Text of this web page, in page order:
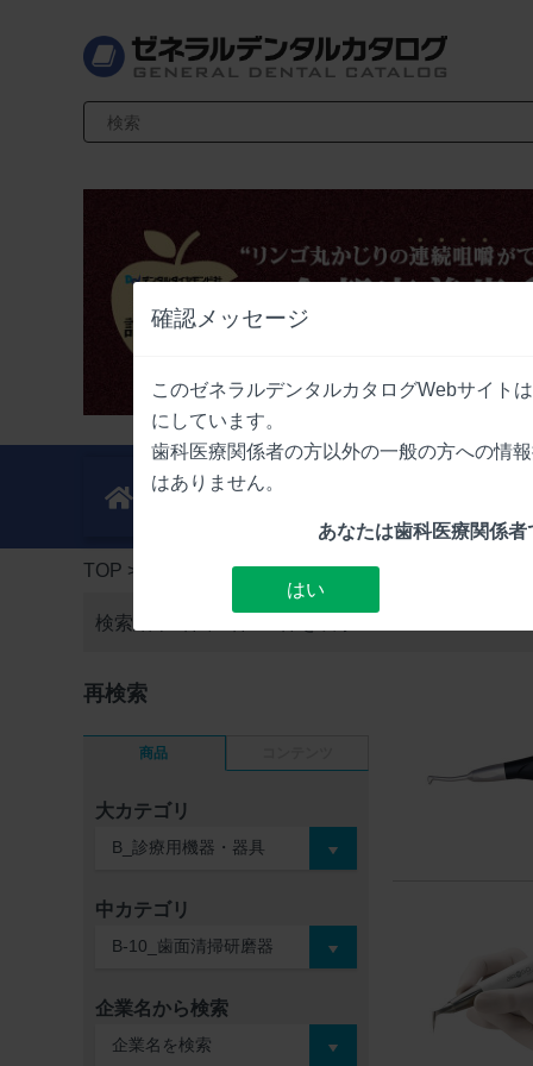
確認メッセージ
このゼネラルデンタルカタログWebサイト
にしています。
歯科医療関係者の方以外の一般の方への情
はありません。
あなたは歯科医療関係者
はい
検索キーワード入力
新製品
TOP > 検索結果一覧
検索結果5件中
再検索
商品
大カテゴリ
中カテゴリ
企業名から検索